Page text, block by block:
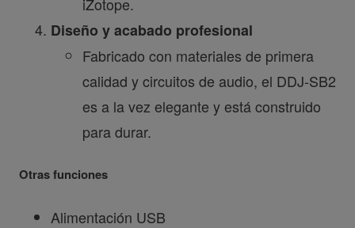
iZotope.
Diseño y acabado profesional
Fabricado con materiales de primera
calidad y circuitos de audio, el DDJ-SB2
es a la vez elegante y está construido
para durar.
Otras funciones
Alimentación USB